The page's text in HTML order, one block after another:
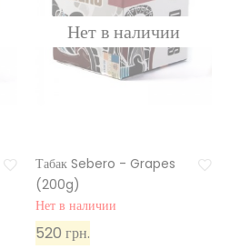
Табак Sebero - Grapes
(200g)
Нет в наличии
520 грн.